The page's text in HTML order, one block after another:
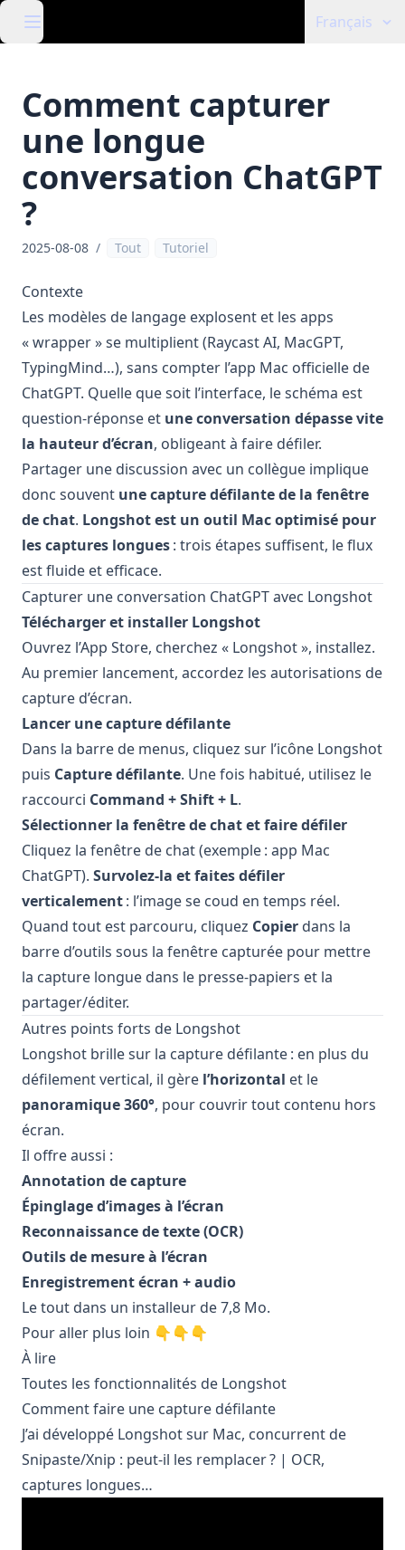
Français
Comment capturer
une longue
conversation ChatGPT
?
2025-08-08 / Tout Tutoriel
Contexte
Les modèles de langage explosent et les apps
« wrapper » se multiplient (Raycast AI, MacGPT,
TypingMind…), sans compter l’app Mac officielle de
ChatGPT. Quelle que soit l’interface, le schéma est
question‑réponse et une conversation dépasse vite
la hauteur d’écran, obligeant à faire défiler.
Partager une discussion avec un collègue implique
donc souvent une capture défilante de la fenêtre
de chat. Longshot est un outil Mac optimisé pour
les captures longues: trois étapes suffisent, le flux
est fluide et efficace.
Capturer une conversation ChatGPT avec Longshot
Télécharger et installer Longshot
Ouvrez l’App Store, cherchez « Longshot », installez.
Au premier lancement, accordez les autorisations de
capture d’écran.
Lancer une capture défilante
Dans la barre de menus, cliquez sur l’icône Longshot
puis Capture défilante. Une fois habitué, utilisez le
raccourci Command + Shift + L.
Sélectionner la fenêtre de chat et faire défiler
Cliquez la fenêtre de chat (exemple : app Mac
ChatGPT). Survolez‑la et faites défiler
verticalement: l’image se coud en temps réel.
Quand tout est parcouru, cliquez Copier dans la
barre d’outils sous la fenêtre capturée pour mettre
la capture longue dans le presse‑papiers et la
partager/éditer.
Autres points forts de Longshot
Longshot brille sur la capture défilante : en plus du
défilement vertical, il gère l’horizontal et le
panoramique 360°, pour couvrir tout contenu hors
écran.
Il offre aussi :
Annotation de capture
Épinglage d’images à l’écran
Reconnaissance de texte (OCR)
Outils de mesure à l’écran
Enregistrement écran + audio
Le tout dans un installeur de 7,8 Mo.
Pour aller plus loin 👇👇👇
À lire
Toutes les fonctionnalités de Longshot
Comment faire une capture défilante
J’ai développé Longshot sur Mac, concurrent de
Snipaste/Xnip : peut‑il les remplacer ? | OCR,
captures longues…